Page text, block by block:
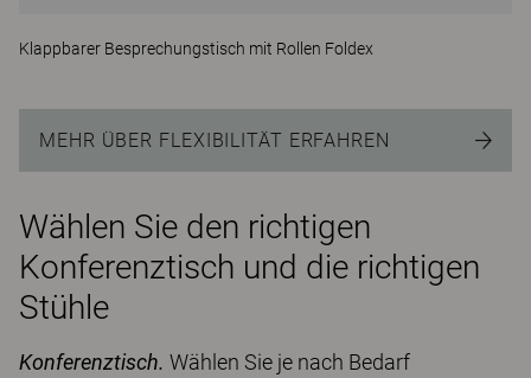
Klappbarer Besprechungstisch mit Rollen Foldex
MEHR ÜBER FLEXIBILITÄT ERFAHREN
Wählen Sie den richtigen
Konferenztisch und die richtigen
Stühle
Konferenztisch. Wählen Sie je nach Bedarf